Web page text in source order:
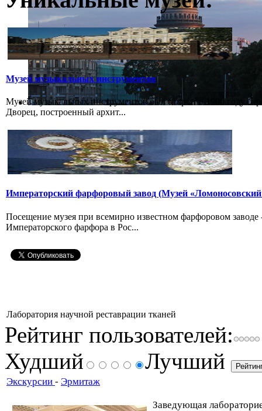
Музей музыкальных инструментов
Музей музыкальных инструментов был открыт в 1900 году
Дворец, построенный архит...
Императорский фарфоровый завод (Музей
Посещение музея при всемирно известном фарфоровом
Императорского фарфора в Рос...
Лаборатория научной реставрации тканей
Рейтинг пользователей:
Худший
Лучший
Экскурсии - Эрмитаж
Заведующая